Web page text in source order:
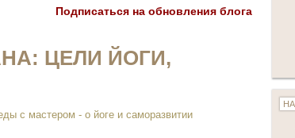
Подписаться на обновления блога
ЦЕЛИ ЙОГИ,
с мастером - о йоге и саморазвитии